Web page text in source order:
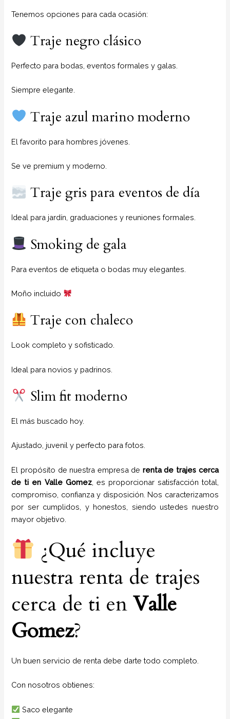
Tenemos opciones para cada ocasión:
Traje negro clásico
Perfecto para bodas, eventos formales y galas.
Siempre elegante.
Traje azul marino moderno
El favorito para hombres jóvenes.
Se ve premium y moderno.
Traje gris para eventos de día
Ideal para jardín, graduaciones y reuniones formales.
Smoking de gala
Para eventos de etiqueta o bodas muy elegantes.
Moño incluido
Traje con chaleco
Look completo y sofisticado.
Ideal para novios y padrinos.
Slim fit moderno
El más buscado hoy.
Ajustado, juvenil y perfecto para fotos.
El propósito de nuestra empresa de renta de trajes cerca
de ti en Valle Gomez, es proporcionar satisfacción total,
compromiso, confianza y disposición. Nos caracterizamos
por ser cumplidos, y honestos, siendo ustedes nuestro
mayor objetivo.
¿Qué incluye
nuestra renta de trajes
cerca de ti enValle
Gomez?
Un buen servicio de renta debe darte todo completo.
Con nosotros obtienes:
Saco elegante